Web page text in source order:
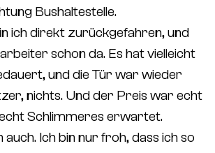
Bushaltestelle.
ich direkt zurückgefahren, und
schon da. Es hat vielleicht
und die Tür war wieder
nichts. Und der Preis war echt
Schlimmeres erwartet.
auch. Ich bin nur froh, dass ich so